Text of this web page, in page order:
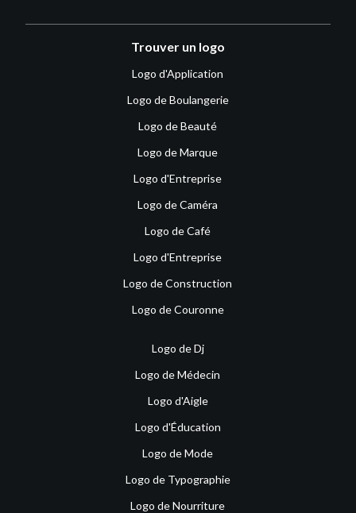
Trouver un logo
Logo d'Application
Logo de Boulangerie
Logo de Beauté
Logo de Marque
Logo d'Entreprise
Logo de Caméra
Logo de Café
Logo d'Entreprise
Logo de Construction
Logo de Couronne
Logo de Dj
Logo de Médecin
Logo d'Aigle
Logo d'Éducation
Logo de Mode
Logo de Typographie
Logo de Nourriture